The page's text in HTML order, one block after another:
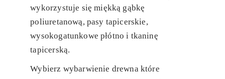
wykorzystuje się miękką gąbkę
poliuretanową, pasy tapicerskie,
wysokogatunkowe płótno i tkaninę
tapicerską.
Wybierz wybarwienie drewna które